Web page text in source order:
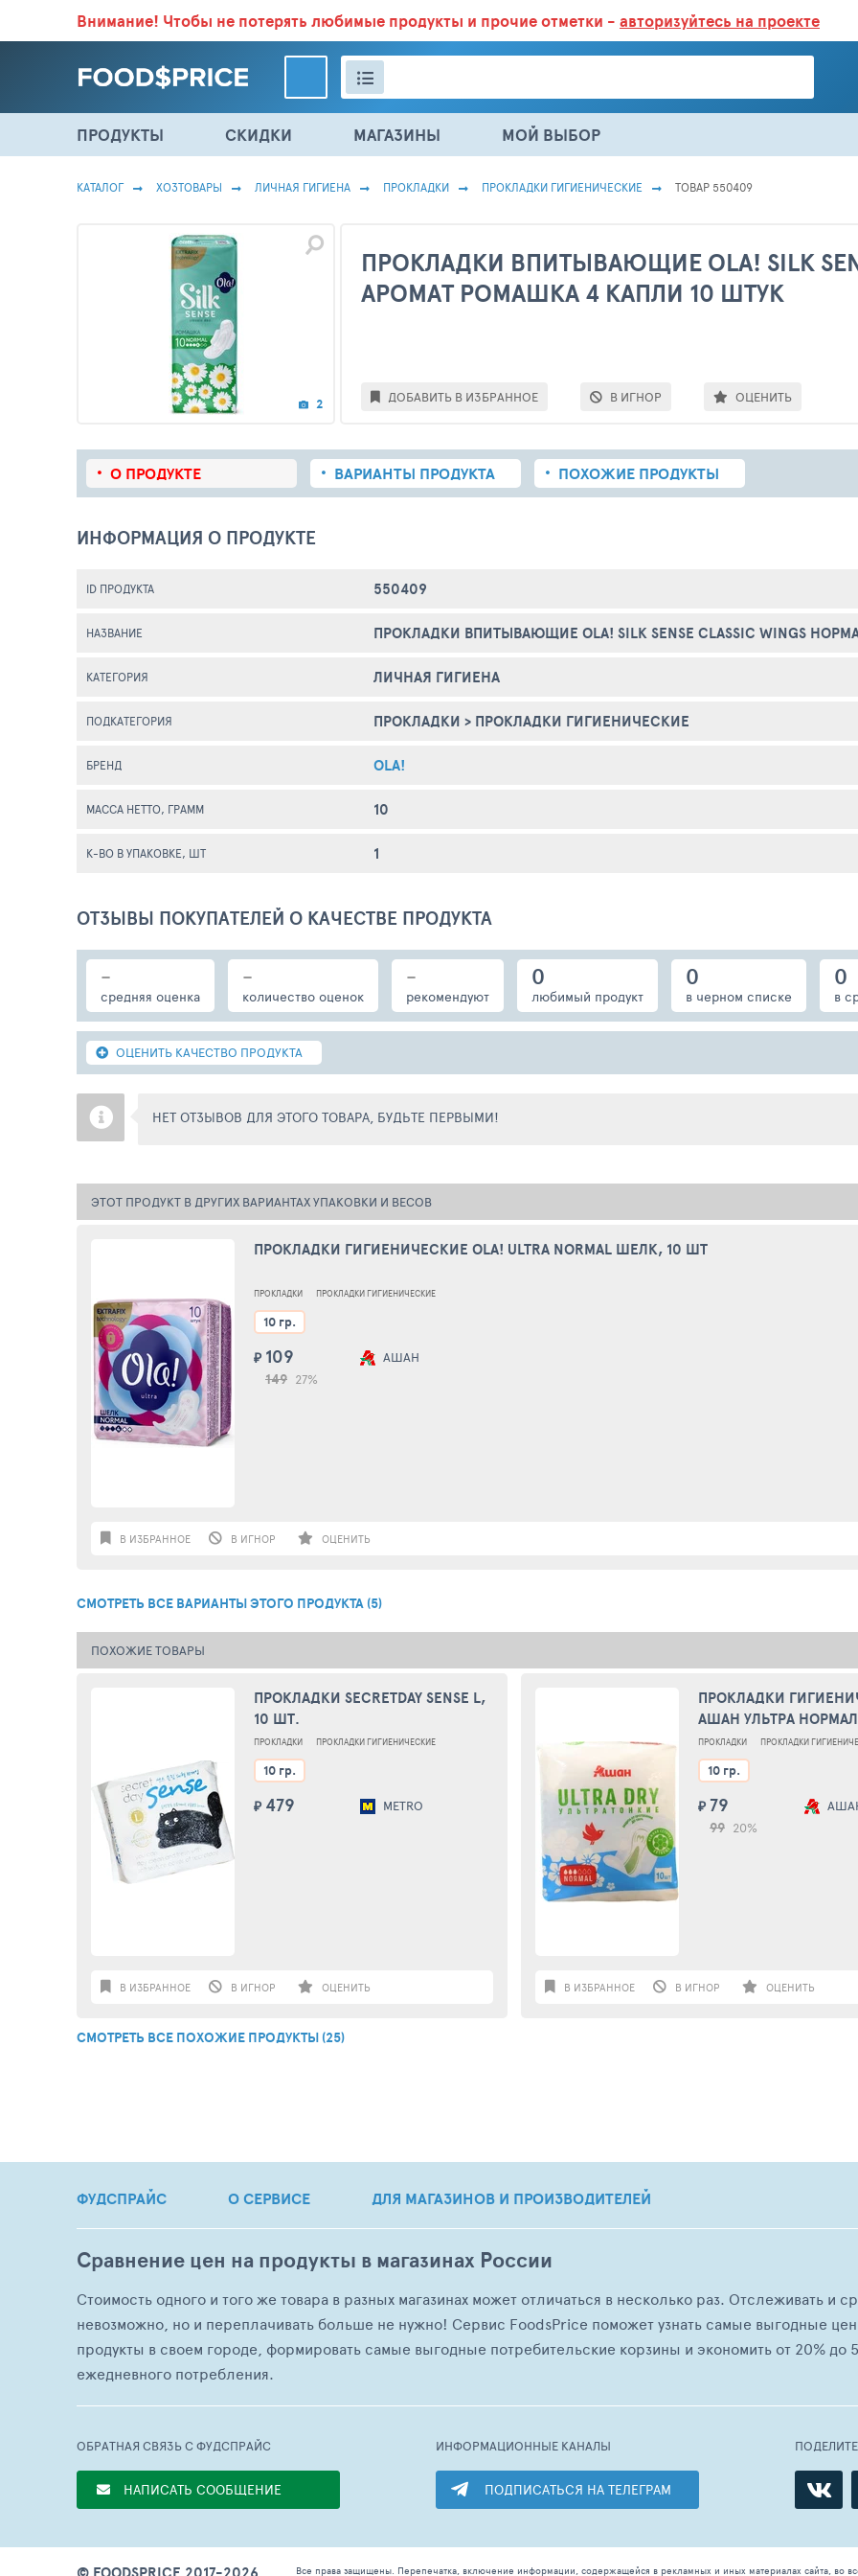
ВСЕ СКИДКИ И ВЫГОДНЫЕ ЦЕНЫ НА ПРОДУКТЫ В МАГАЗИНАХ.БОЛЬШЕ 100 000 ТОВАРОВ. ЕЖЕДНЕВНОЕ ОБНОВЛЕНИЕ
Внимание! Чтобы не потерять любимые продукты и прочие отметки - авторизуйтесь на проекте
ПРОДУКТЫ СКИДКИ МАГАЗИНЫ МОЙ ВЫБОР
КАТАЛОГ ХОЗТОВАРЫ ЛИЧНАЯ ГИГИЕНА ПРОКЛАДКИ ПРОКЛАДКИ ГИГИЕНИЧЕСКИЕ ТОВАР 550409
ПРОКЛАДКИ ВПИТЫВАЮЩИЕ OLA! SILK
АРОМАТ РОМАШКА 4 КАПЛИ 10 ШТУК
2 ДОБАВИТЬ В ИЗБРАННОЕ В ИГНОР ОЦЕНИТЬ
О ПРОДУКТЕ ВАРИАНТЫ ПРОДУКТА ПОХОЖИЕ ПРОДУКТЫ
ИНФОРМАЦИЯ О ПРОДУКТЕ
ID ПРОДУКТА 550409
НАЗВАНИЕ ПРОКЛАДКИ ВПИТЫВАЮЩИЕ OLA! SILK SENSE CLASSIC WINGS
КАТЕГОРИЯ ЛИЧНАЯ ГИГИЕНА
ПОДКАТЕГОРИЯ ПРОКЛАДКИ > ПРОКЛАДКИ ГИГИЕНИЧЕСКИЕ
БРЕНД OLA!
МАССА НЕТТО, ГРАММ 10
К-ВО В УПАКОВКЕ, ШТ 1
ОТЗЫВЫ ПОКУПАТЕЛЕЙ О КАЧЕСТВЕ ПРОДУКТА
-
средняя оценка
-
количество оценок
-
рекомендуют
0
любимый продукт
0
в черном списке
0
в
ОЦЕНИТЬ КАЧЕСТВО ПРОДУКТА
НЕТ ОТЗЫВОВ ДЛЯ ЭТОГО ТОВАРА, БУДЬТЕ ПЕРВЫМИ!
ЭТОТ ПРОДУКТ В ДРУГИХ ВАРИАНТАХ УПАКОВКИ И ВЕСОВ
ПРОКЛАДКИ ГИГИЕНИЧЕСКИЕ OLA! ULTRA NORMAL ШЕЛК, 10 ШТ
ПРОКЛАДКИ ПРОКЛАДКИ ГИГИЕНИЧЕСКИЕ
10 гр.
₽ 109
149 27%
АШАН
В ИЗБРАННОЕ В ИГНОР ОЦЕНИТЬ
СМОТРЕТЬ ВСЕ ВАРИАНТЫ ЭТОГО ПРОДУКТА (5)
ПОХОЖИЕ ТОВАРЫ
ПРОКЛАДКИ SECRETDAY SENSE L,
10 ШТ.
ПРОКЛАДКИ ПРОКЛАДКИ ГИГИЕНИЧЕСКИЕ
10 гр.
₽ 479 METRO
В ИЗБРАННОЕ В ИГНОР ОЦЕНИТЬ
ПРОКЛАДКИ
АШАН УЛЬТРА
ШТ
ПРОКЛАДКИ ПРОКЛАДКИ
10 гр.
₽ 79
99 20%
В ИЗБРАННОЕ В ИГНОР ОЦЕНИТЬ
СМОТРЕТЬ ВСЕ ПОХОЖИЕ ПРОДУКТЫ (25)
ФУДСПРАЙС О СЕРВИСЕ ДЛЯ МАГАЗИНОВ И ПРОИЗВОДИТЕЛЕЙ
Сравнение цен на продукты в магазинах России
Стоимость одного и того же товара в разных магазинах может отличаться в несколько раз. Отслеживать и
невозможно, но и переплачивать больше не нужно! Сервис FoodsPrice поможет узнать самые выгодные
продукты в своем городе, формировать самые выгодные потребительские корзины и экономить от 20% до
ежедневного потребления.
ОБРАТНАЯ СВЯЗЬ С ФУДСПРАЙС
НАПИСАТЬ СООБЩЕНИЕ
ИНФОРМАЦИОННЫЕ КАНАЛЫ
ПОДПИСАТЬСЯ НА ТЕЛЕГРАМ
Все права защищены. Перепечатка, включение информации, содержащейся в рекламных и иных материалах сайта, во